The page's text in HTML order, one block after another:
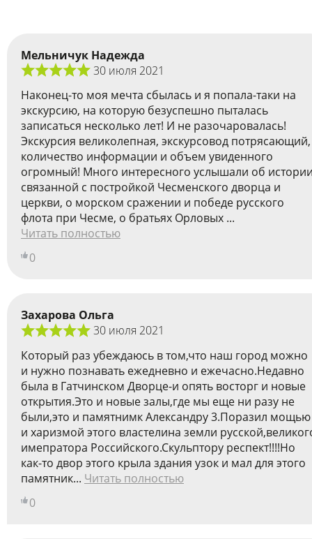
Мельничук Надежда
30 июля 2021
Наконец-то моя мечта сбылась и я попала-таки на
экскурсию, на которую безуспешно пыталась
записаться несколько лет! И не разочаровалась!
Экскурсия великолепная, экскурсовод потрясающий,
количество информации и объем увиденного
огромный! Много интересного услышали об
связанной с постройкой Чесменского дворца и
церкви, о морском сражении и победе русского
флота при Чесме, о братьях Орловых ...
Читать полностью
0
Захарова Ольга
30 июля 2021
Который раз убеждаюсь в том,что наш город можно
и нужно познавать ежедневно и ежечасно.Недавно
была в Гатчинском Дворце-и опять восторг и новые
открытия.Это и новые залы,где мы еще ни разу не
были,это и памятнимк Александру 3.Поразил мощью
и харизмой этого властелина земли
имепратора Российского.Скульптору респект!!!!Но
как-то двор этого крыла здания узок и мал для этого
памятник... Читать полностью
0